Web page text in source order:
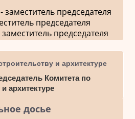
заместитель председателя
председателя
заместитель председателя
и архитектуре
Комитета по
архитектуре
досье